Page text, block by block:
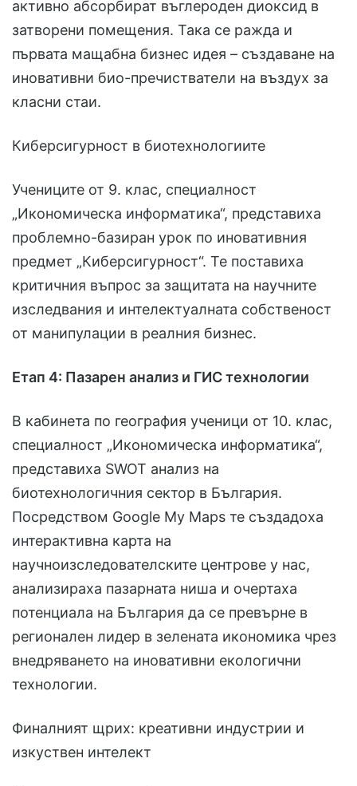
активно абсорбират въглероден диоксид в
затворени помещения. Така се ражда и
първата мащабна бизнес идея – създаване на
иновативни био-пречистватели на въздух за
класни стаи.
Киберсигурност в биотехнологиите
Учениците от 9. клас, специалност
„Икономическа информатика“, представиха
проблемно-базиран урок по иновативния
предмет „Киберсигурност“. Те поставиха
критичния въпрос за защитата на научните
изследвания и интелектуалната собственост
от манипулации в реалния бизнес.
Етап 4: Пазарен анализ и ГИС технологии
В кабинета по география ученици от 10. клас,
специалност „Икономическа информатика“,
представиха SWOT анализ на
биотехнологичния сектор в България.
Посредством Google My Maps те създадоха
интерактивна карта на
научноизследователските центрове у нас,
анализираха пазарната ниша и очертаха
потенциала на България да се превърне в
регионален лидер в зелената икономика чрез
внедряването на иновативни екологични
технологии.
Финалният щрих: креативни индустрии и
изкуствен интелект